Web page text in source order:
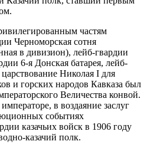
частям
Черноморская сотня
в дивизион), лейб-гвардии
6-я Донская батарея, лейб-
Николая I для
и горских народов Кавказа был
Величества конвой.
в воздаяние заслуг
событиях
казачьих войск в 1906 году
казачий полк.